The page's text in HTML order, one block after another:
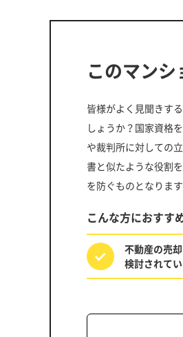
このマン
皆様がよく見聞きす
しょうか？国家資格
や裁判所に対しての
書と似たような役割
を防ぐものとなります
こんな方におすす
不動産の売
検討されて